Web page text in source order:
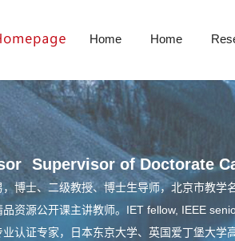
Home Home
Supervisor of Doctorate
博士、二级教授、博士生导师，北京市教学
品资源公开课主讲教师。IET fellow, IEEE
业认证专家，日本东京大学、英国爱丁堡大